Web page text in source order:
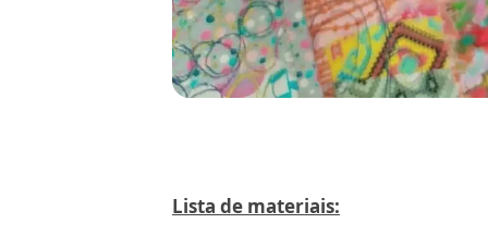
Lista de materiais: